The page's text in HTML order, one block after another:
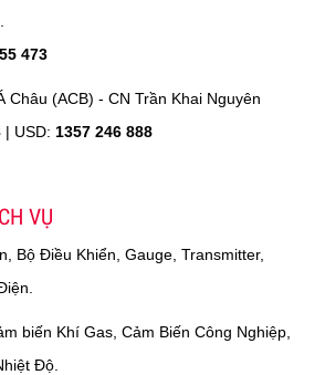
473
Châu (ACB) - CN Trần Khai Nguyên
| USD: 1357 246 888
VỤ
Bộ Điều Khiển, Gauge, Transmitter,
biến Khí Gas, Cảm Biến Công Nghiệp,
Độ.